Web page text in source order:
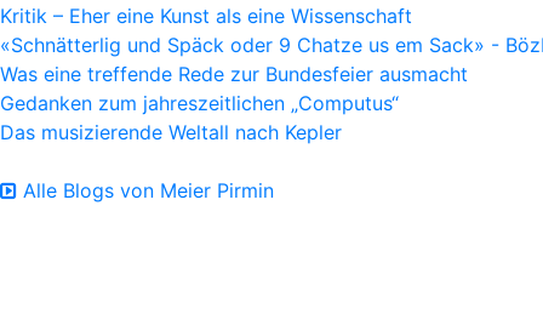
Kritik – Eher eine Kunst als eine Wissenschaft
«Schnätterlig und Späck oder 9 Chatze us em Sack» -
Was eine treffende Rede zur Bundesfeier ausmacht
Gedanken zum jahreszeitlichen „Computus“
Das musizierende Weltall nach Kepler
Alle Blogs von Meier Pirmin